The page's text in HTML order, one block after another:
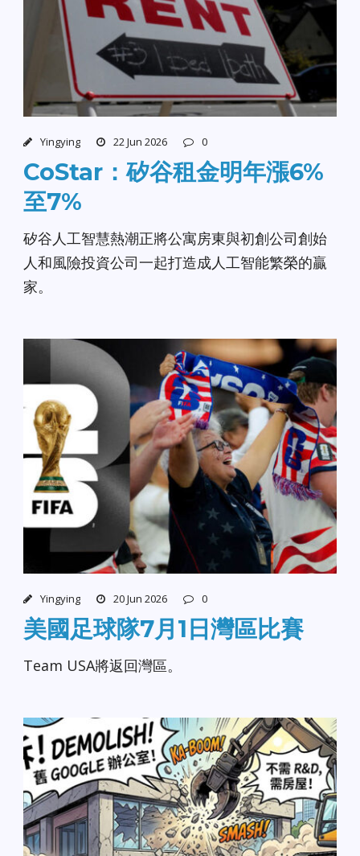
Yingying 22 Jun 2026 0
CoStar：矽谷租金明年漲6%
至7%
矽谷人工智慧熱潮正將公寓房東與初創公司創始
人和風險投資公司一起打造成人工智能繁榮的贏
家。
Yingying 20 Jun 2026 0
美國足球隊7月1日灣區比賽
Team USA將返回灣區。